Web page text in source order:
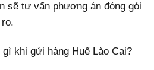
sẽ tư vấn phương án đóng gói
khi gửi hàng Huế Lào Cai?